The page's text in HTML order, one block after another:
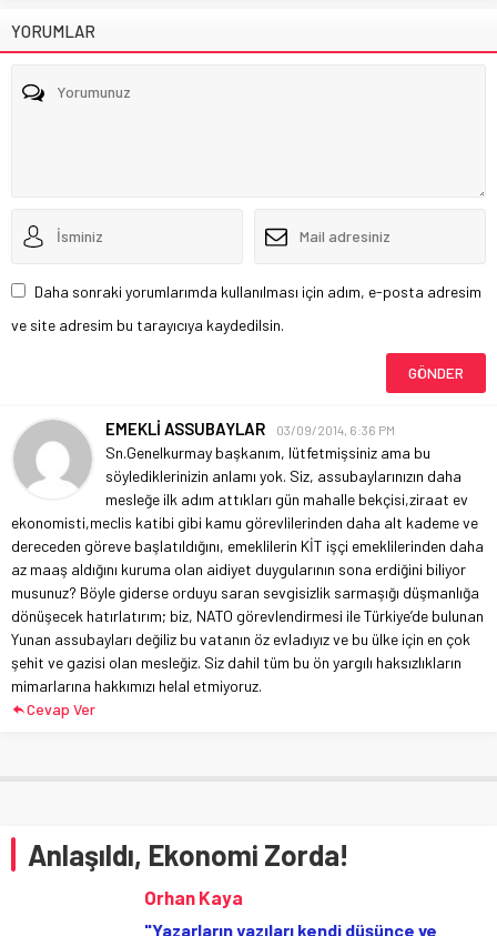
YORUMLAR
Daha sonraki yorumlarımda kullanılması için adım, e-posta adresim
ve site adresim bu tarayıcıya kaydedilsin.
EMEKLİ ASSUBAYLAR 03/09/2014, 6:36 PM
Sn.Genelkurmay başkanım, lütfetmişsiniz ama bu
söylediklerinizin anlamı yok. Siz, assubaylarınızın daha
mesleğe ilk adım attıkları gün mahalle bekçisi,ziraat ev
ekonomisti,meclis katibi gibi kamu görevlilerinden daha alt kademe ve
dereceden göreve başlatıldığını, emeklilerin KİT işçi emeklilerinden daha
az maaş aldığını kuruma olan aidiyet duygularının sona erdiğini biliyor
musunuz? Böyle giderse orduyu saran sevgisizlik sarmaşığı düşmanlığa
dönüşecek hatırlatırım; biz, NATO görevlendirmesi ile Türkiye’de bulunan
Yunan assubayları değiliz bu vatanın öz evladıyız ve bu ülke için en çok
şehit ve gazisi olan mesleğiz. Siz dahil tüm bu ön yargılı haksızlıkların
mimarlarına hakkımızı helal etmiyoruz.
Cevap Ver
Anlaşıldı, Ekonomi Zorda!
Orhan Kaya
"Yazarların yazıları kendi düşünce ve